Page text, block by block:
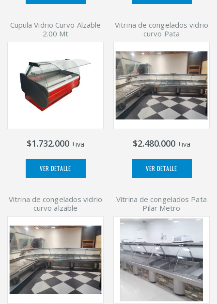
Cupula Vidrio Curvo Alzable
2.00 Mt
$1.732.000 +iva
VER DETALLE
Vitrina de congelados vidrio
curvo Pata
$2.480.000 +iva
VER DETALLE
Vitrina de congelados vidrio
curvo alzable
Vitrina de congelados Pata
Pilar Metro